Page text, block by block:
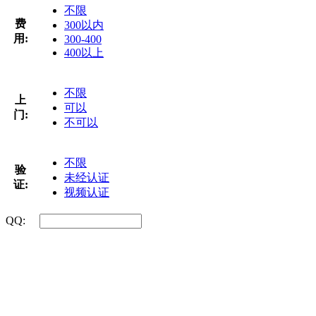
费
用:
不限
300以内
300-400
400以上
上
门:
不限
可以
不可以
验
证:
不限
未经认证
视频认证
QQ: